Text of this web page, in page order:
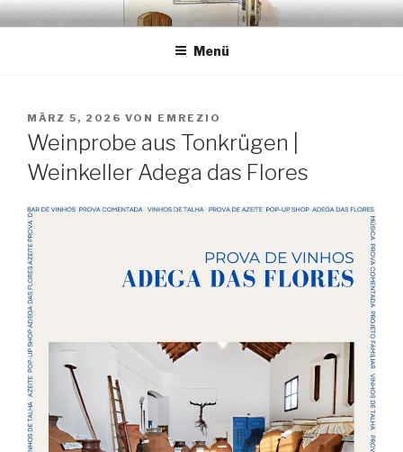
Zum
InhaltEMRÉZIO
Casa Museu Interativa de Borba
Menü
VERÖFFENTLICHT
AM
MÄRZ 5, 2026 VON EMREZIO
Weinprobe aus Tonkrügen |
Weinkeller Adega das Flores